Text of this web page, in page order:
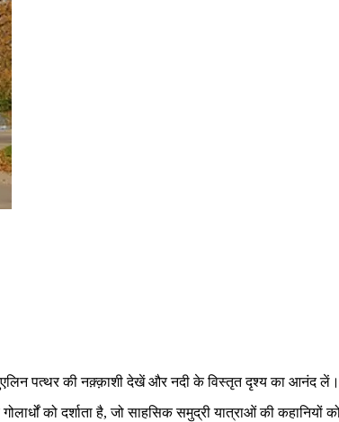
पत्थर की नक़्क़ाशी देखें और नदी के विस्तृत दृश्य का आनंद लें।
को दर्शाता है, जो साहसिक समुद्री यात्राओं की